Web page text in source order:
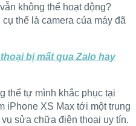
không thể hoạt động?
thể là camera của máy đã
bị mất qua Zalo hay
thể tự mình khắc phục tại
iPhone XS Max tới một trung
sửa chữa điện thoại uy tín.